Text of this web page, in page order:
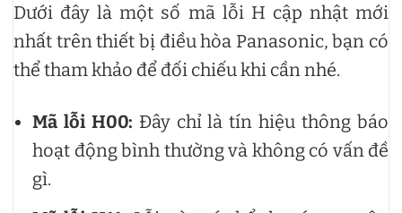
Dưới đây là một số mã lỗi H cập nhật mới
nhất trên thiết bị điều hòa Panasonic, bạn có
thể tham khảo để đối chiếu khi cần nhé.
Mã lỗi H00: Đây chỉ là tín hiệu thông báo
hoạt động bình thường và không có vấn đề
gì.